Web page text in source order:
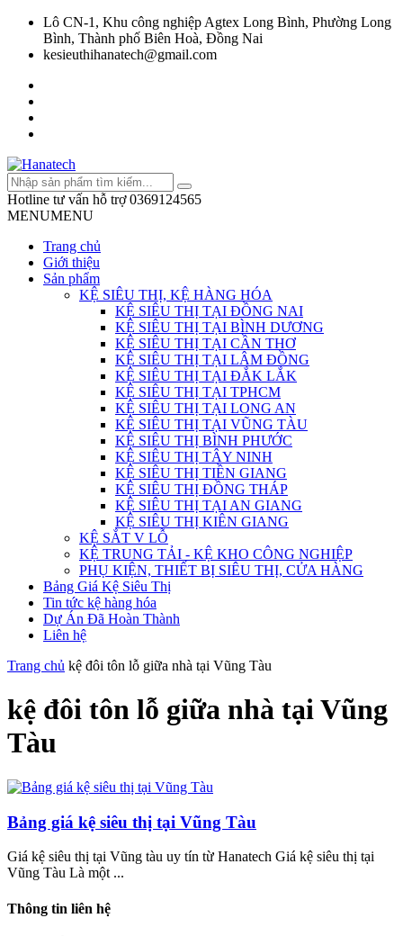
Lô CN-1, Khu công nghiệp Agtex Long Bình, Phường Long
Bình, Thành phố Biên Hoà, Đồng Nai
kesieuthihanatech@gmail.com
Hotline tư vấn hỗ trợ 0369124565
MENUMENU
Trang chủ
Giới thiệu
Sản phẩm
KỆ SIÊU THỊ, KỆ HÀNG HÓA
KỆ SIÊU THỊ TẠI ĐỒNG NAI
KỆ SIÊU THỊ TẠI BÌNH DƯƠNG
KỆ SIÊU THỊ TẠI CẦN THƠ
KỆ SIÊU THỊ TẠI LÂM ĐỒNG
KỆ SIÊU THỊ TẠI ĐẮK LẮK
KỆ SIÊU THỊ TẠI TPHCM
KỆ SIÊU THỊ TẠI LONG AN
KỆ SIÊU THỊ TẠI VŨNG TÀU
KỆ SIÊU THỊ BÌNH PHƯỚC
KỆ SIÊU THỊ TÂY NINH
KỆ SIÊU THỊ TIỀN GIANG
KỆ SIÊU THỊ ĐỒNG THÁP
KỆ SIÊU THỊ TẠI AN GIANG
KỆ SIÊU THỊ KIÊN GIANG
KỆ SẮT V LỖ
KỆ TRUNG TẢI - KỆ KHO CÔNG NGHIỆP
PHỤ KIỆN, THIẾT BỊ SIÊU THỊ, CỬA HÀNG
Bảng Giá Kệ Siêu Thị
Tin tức kệ hàng hóa
Dự Án Đã Hoàn Thành
Liên hệ
Trang chủ kệ đôi tôn lỗ giữa nhà tại Vũng Tàu
kệ đôi tôn lỗ giữa nhà tại Vũng
Tàu
Bảng giá kệ siêu thị tại Vũng Tàu
Giá kệ siêu thị tại Vũng tàu uy tín từ Hanatech Giá kệ siêu thị tại
Vũng Tàu Là một ...
Thông tin liên hệ